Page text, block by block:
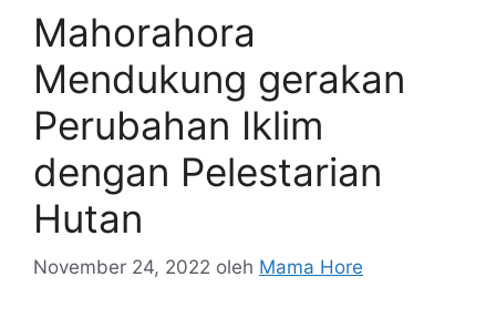
Mahorahora
Mendukung gerakan
Perubahan Iklim
dengan Pelestarian
Hutan
November 24, 2022 oleh Mama Hore